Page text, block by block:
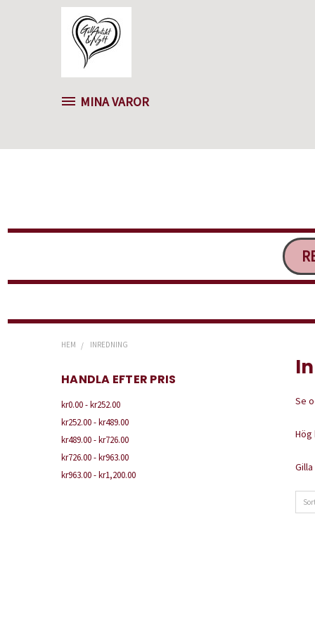
MINA VAROR
HEM INREDNING
HANDLA EFTER PRIS
kr0.00 - kr252.00
kr252.00 - kr489.00
kr489.00 - kr726.00
kr726.00 - kr963.00
kr963.00 - kr1,200.00
Se